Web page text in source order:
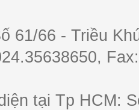
61/66 - Triều
tại Tp HCM: